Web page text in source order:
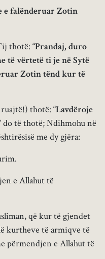
e falënderuar Zotin
thotë: “Prandaj, duro
të vërtetë ti je në Sytë
Zotin tënd kur të
thotë: “Lavdëroje
do të thotë; Ndihmohu në
me dy gjëra:
e Allahut të
që kur të gjendet
kurtheve të armiqve të
përmendjen e Allahut të